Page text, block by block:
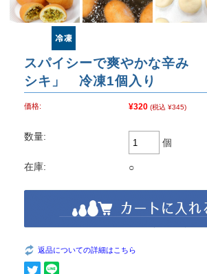
スパイシーで爽やかな辛み
シキ」 冷凍1個入り
価格: ¥320 (税込 ¥345)
数量:
個
在庫: ○
返品についての詳細はこちら